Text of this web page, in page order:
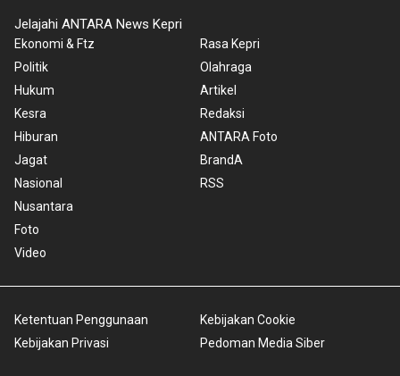
Jelajahi ANTARA News Kepri
Ekonomi & Ftz
Politik
Hukum
Kesra
Hiburan
Jagat
Nasional
Nusantara
Foto
Video
Rasa Kepri
Olahraga
Artikel
Redaksi
ANTARA Foto
BrandA
RSS
Ketentuan Penggunaan
Kebijakan Privasi
Kebijakan Cookie
Pedoman Media Siber